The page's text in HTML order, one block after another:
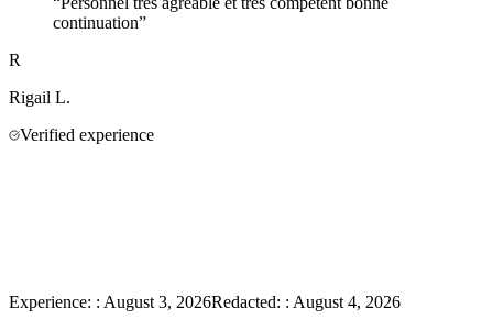
continuation”
R
Rigail L.
Verified experience
Experience: : August 3, 2026Redacted: : August 4, 2026